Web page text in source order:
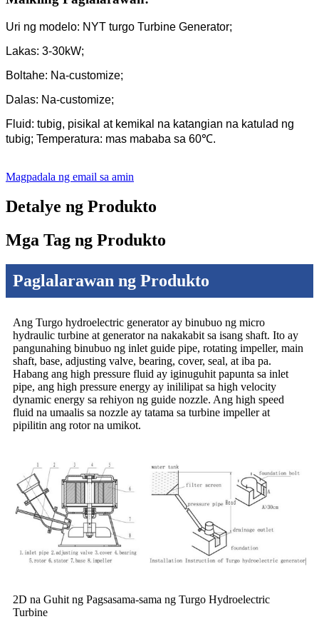
Uri ng modelo: NYT turgo Turbine Generator;
Lakas: 3-30kW;
Boltahe: Na-customize;
Dalas: Na-customize;
Fluid: tubig, pisikal at kemikal na katangian na katulad ng
tubig; Temperatura: mas mababa sa 60℃.
Magpadala ng email sa amin
Detalye ng Produkto
Mga Tag ng Produkto
Paglalarawan ng Produkto
Ang Turgo hydroelectric generator ay binubuo ng micro
hydraulic turbine at generator na nakakabit sa isang shaft. Ito ay
pangunahing binubuo ng inlet guide pipe, rotating impeller, main
shaft, base, adjusting valve, bearing, cover, seal, at iba pa.
Habang ang high pressure fluid ay iginuguhit papunta sa inlet
pipe, ang high pressure energy ay inililipat sa high velocity
dynamic energy sa rehiyon ng guide nozzle. Ang high speed
fluid na umaalis sa nozzle ay tatama sa turbine impeller at
pipilitin ang rotor na umikot.
2D na Guhit ng Pagsasama-sama ng Turgo Hydroelectric
Turbine